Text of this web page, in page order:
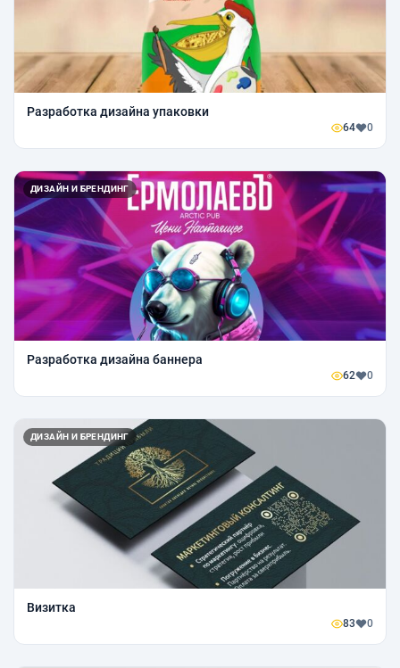
Разработка дизайна упаковки
64 0
ДИЗАЙН И БРЕНДИНГ
Разработка дизайна баннера
62 0
ДИЗАЙН И БРЕНДИНГ
Визитка
83 0